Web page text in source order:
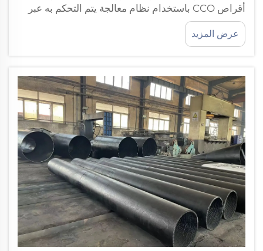
أقراص CCO باستخدام نظام معالجة يتم التحكم به عبر
الحاسوب مما يضمن منتجًا متسقًا للغاية، وتتميز هذه
الأقراص ببنية ثنائية الطبقات تتكون من طبقة كربونية...
عرض المزيد